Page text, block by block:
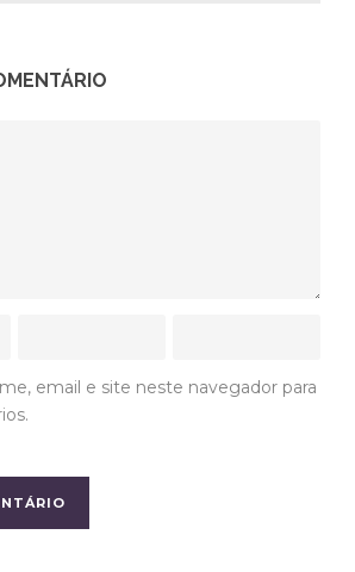
email e site neste navegador para